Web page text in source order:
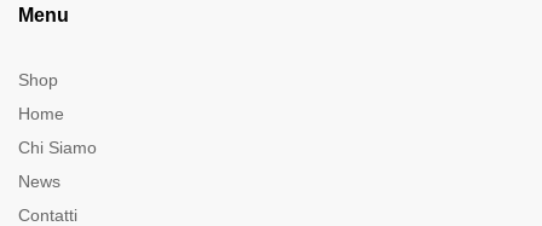
Menu
Shop
Home
Chi Siamo
News
Contatti